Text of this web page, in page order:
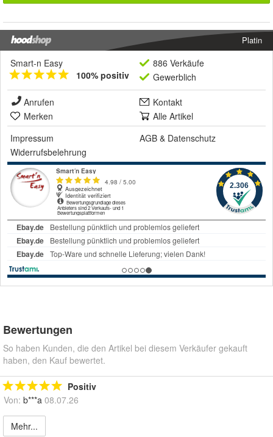
Platin
Smart-n Easy
100% positiv
886 Verkäufe
Gewerblich
Anrufen
Kontakt
Merken
Alle Artikel
Impressum
AGB & Datenschutz
Widerrufsbelehrung
Bewertungen
So haben Kunden, die den Artikel bei diesem Verkäufer gekauft
haben, den Kauf bewertet.
Positiv
Von: b***a 08.07.26
Mehr...